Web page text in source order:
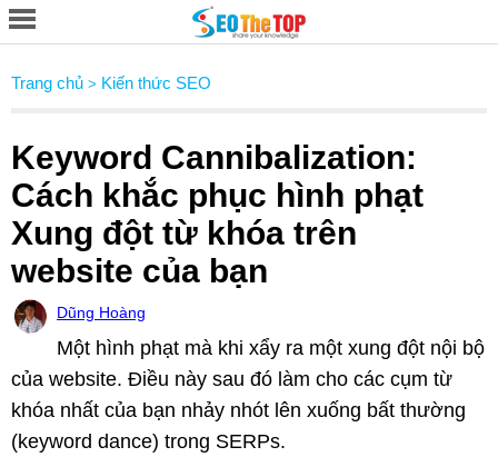
Trang chủ > Kiến thức SEO
Keyword Cannibalization:
Cách khắc phục hình phạt
Xung đột từ khóa trên
website của bạn
Dũng Hoàng
Một hình phạt mà khi xẩy ra một xung đột nội bộ
của website. Điều này sau đó làm cho các cụm từ
khóa nhất của bạn nhảy nhót lên xuống bất thường
(keyword dance) trong SERPs.